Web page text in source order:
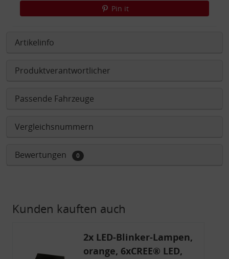
Pin it
Artikelinfo
Produktverantwortlicher
Passende Fahrzeuge
Vergleichsnummern
Bewertungen 0
Kunden kauften auch
2x LED-Blinker-Lampen,
orange, 6xCREE® LED,